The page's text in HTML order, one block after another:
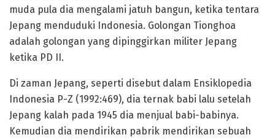
muda pula dia mengalami jatuh bangun, ketika tentara
Jepang menduduki Indonesia. Golongan Tionghoa
adalah golongan yang dipinggirkan militer Jepang
ketika PD II.
Di zaman Jepang, seperti disebut dalam Ensiklopedia
Indonesia P-Z (1992:469), dia ternak babi lalu setelah
Jepang kalah pada 1945 dia menjual babi-babinya.
Kemudian dia mendirikan pabrik mendirikan sebuah